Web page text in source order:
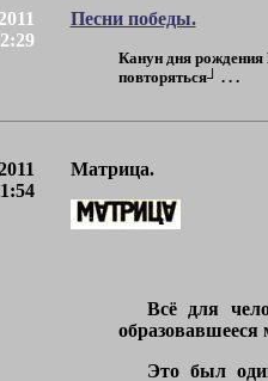
Песни победы.
Канун дня рождения
повторяться┘ . . .
Матрица.
Всё для
образовавшееся
Это был